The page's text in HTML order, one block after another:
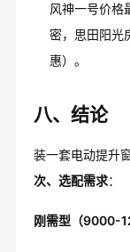
风神一号价格
密，思田阳光
惠）。
八、结论
装一套电动提升
次、选配需求：
刚需型（9000-